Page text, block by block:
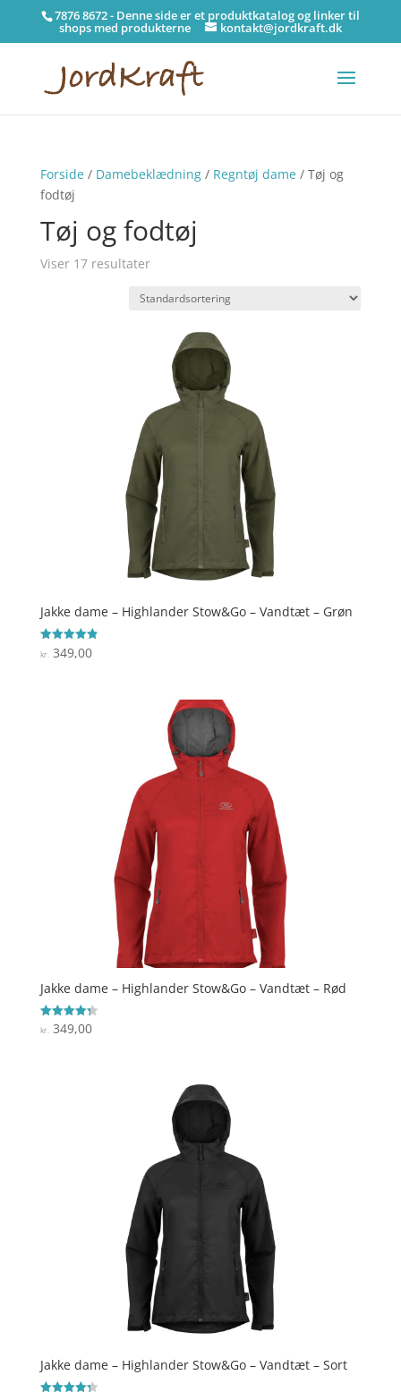
7876 8672 - Denne side er et produktkatalog og linker til
shops med produkterne kontakt@jordkraft.dk
Forside/ Damebeklædning/ Regntøj dame/ Tøj og
fodtøj
Tøj og fodtøj
Viser 17 resultater
Jakke dame – Highlander Stow&Go – Vandtæt – Grøn
Vurderet
4.9
kr. 349,00
Jakke dame – Highlander Stow&Go – Vandtæt – Rød
Vurderet
4.3
kr.349,00
Jakke dame – Highlander Stow&Go – Vandtæt – Sort